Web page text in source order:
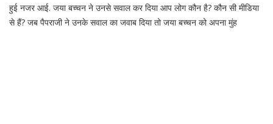
हुई नजर आई. जया बच्चन ने उनसे सवाल कर दिया आप लोग कौन है? कौन सी मीडिया
से हैं? जब पैपराजी ने उनके सवाल का जवाब दिया तो जया बच्चन को अपना मुंह